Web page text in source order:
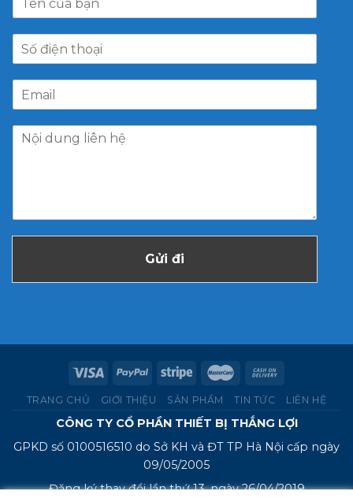
Gửi đi
TRANG CHỦ GIỚI THIỆU SẢN PHẨM TIN TỨC LIÊN HỆ
CÔNG TY CỔ PHẦN THIẾT BỊ THẮNG LỢI
GPKD số 0100516510 do Sở KH và ĐT TP Hà Nội cấp ngày
09/05/2005
Đăng ký thay đổi lần thứ 13, ngày 26/04/2019